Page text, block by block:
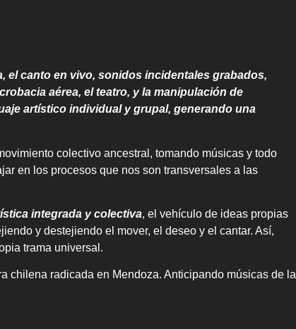
el canto en vivo, sonidos incidentales grabados,
aérea, el teatro, y la manipulación de
artístico individual y grupal, generando una
colectivo ancestral, tomando músicas y todo
en los procesos que nos son transversales a las
integrada y colectiva, el vehículo de ideas propias
y destejiendo el mover, el deseo y el cantar. Así,
trama universal.
chilena radicada en Mendoza. Anticipando músicas de la